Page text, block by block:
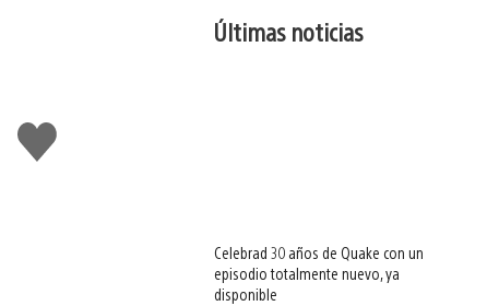
Me
gusta
esto
Últimas noticias
Celebrad 30 años de Quake con un
episodio totalmente nuevo, ya
disponible